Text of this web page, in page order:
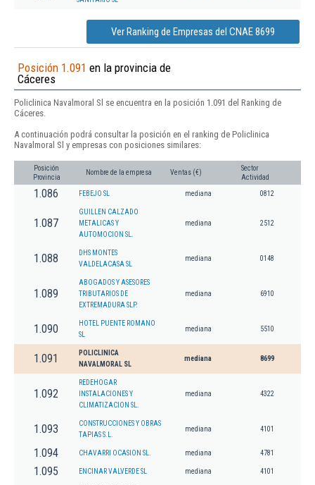
Ver Ranking de Empresas del CNAE 8699
Posición 1.091 en la provincia de
Cáceres
Policlinica Navalmoral Sl se encuentra en la posición 1.091 del Ranking de
Cáceres.
A continuación podrá consultar la posición en el ranking de Policlinica
Navalmoral Sl y empresas con posiciones similares:
Posición
Provincia
Nombre de la empresa Ventas (€)
Sector
Actividad
1.086 FEBEJO SL mediana 0812
1.087
GUILLEN CALZADO
METALICAS Y
AUTOMOCION SL.
mediana 2512
1.088
DHS MONTES
VALDELACASA SL
mediana 0148
1.089
ABOGADOS Y ASESORES
TRIBUTARIOS DE
EXTREMADURA SLP.
mediana 6910
1.090
HOTEL PUENTE ROMANO
SL
mediana 5510
1.091
POLICLINICA
NAVALMORAL SL
mediana 8699
1.092
REDEHOGAR
INSTALACIONES Y
CLIMATIZACION SL.
mediana 4322
1.093
CONSTRUCCIONES Y OBRAS
TAPIAS S.L.
mediana 4101
1.094 CHAVARRI OCASION SL. mediana 4781
1.095 ENCINAR VALVERDE SL mediana 4101